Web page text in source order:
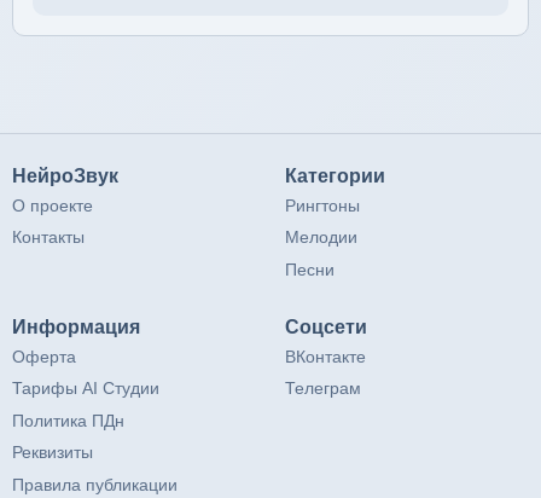
НейроЗвук
О проекте
Контакты
Категории
Рингтоны
Мелодии
Песни
Информация
Оферта
Тарифы AI Студии
Политика ПДн
Реквизиты
Правила публикации
Соцсети
ВКонтакте
Телеграм